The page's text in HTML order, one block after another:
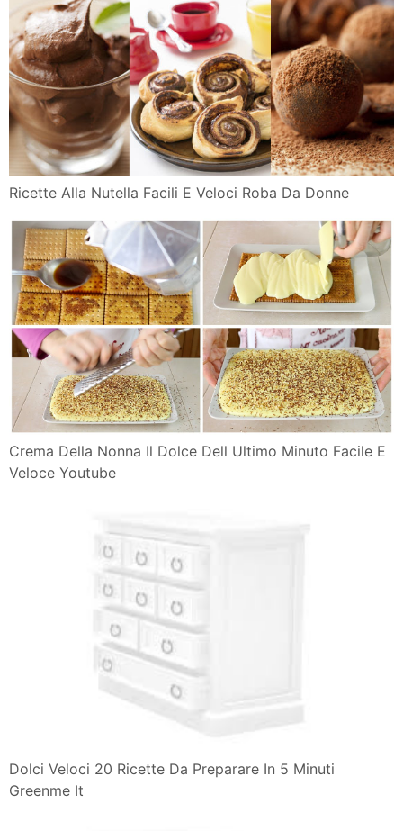
Ricette Alla Nutella Facili E Veloci Roba Da Donne
Crema Della Nonna Il Dolce Dell Ultimo Minuto Facile E
Veloce Youtube
Dolci Veloci 20 Ricette Da Preparare In 5 Minuti
Greenme It